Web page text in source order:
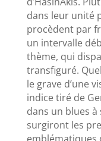
dans leur unité
procèdent par
un intervalle
thème, qui
transfiguré.
le grave d’une
indice tiré de
dans un blues à
surgiront les